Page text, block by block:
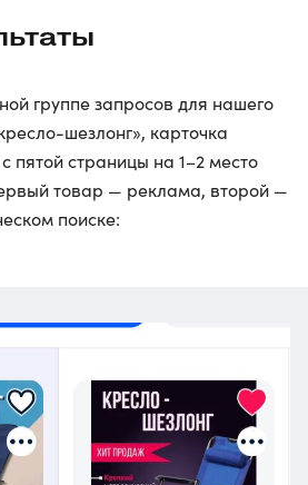
группе запросов для нашего
шезлонг», карточка
пятой страницы на 1–2 место
товар — реклама, второй —
поиске: